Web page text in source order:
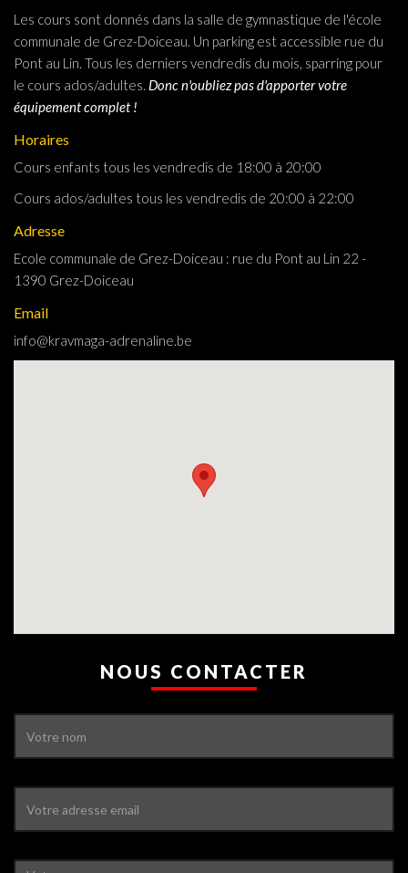
Les cours sont donnés dans la salle de gymnastique de l'école
communale de Grez-Doiceau. Un parking est accessible rue du
Pont au Lin. Tous les derniers vendredis du mois, sparring pour
le cours ados/adultes. Donc n'oubliez pas d'apporter votre
équipement complet !
Horaires
Cours enfants tous les vendredis de 18:00 à 20:00
Cours ados/adultes tous les vendredis de 20:00 à 22:00
Adresse
Ecole communale de Grez-Doiceau : rue du Pont au Lin 22 -
1390 Grez-Doiceau
Email
info@kravmaga-adrenaline.be
NOUS CONTACTER